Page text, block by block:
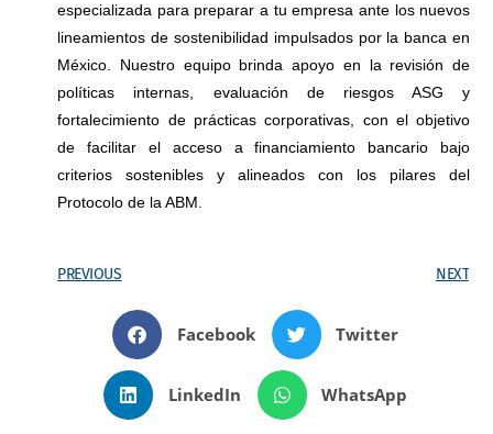
especializada para preparar a tu empresa ante los nuevos
lineamientos de sostenibilidad impulsados por la banca en
México. Nuestro equipo brinda apoyo en la revisión de
políticas internas, evaluación de riesgos ASG y
fortalecimiento de prácticas corporativas, con el objetivo
de facilitar el acceso a financiamiento bancario bajo
criterios sostenibles y alineados con los pilares del
Protocolo de la ABM.
PREVIOUS NEXT
Facebook Twitter
LinkedIn WhatsApp